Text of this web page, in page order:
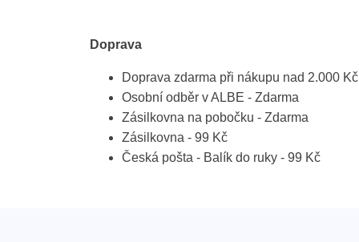
Doprava
Doprava zdarma při nákupu nad 2.000 Kč
Osobní odběr v ALBE - Zdarma
Zásilkovna na pobočku - Zdarma
Zásilkovna - 99 Kč
Česká pošta - Balík do ruky - 99 Kč